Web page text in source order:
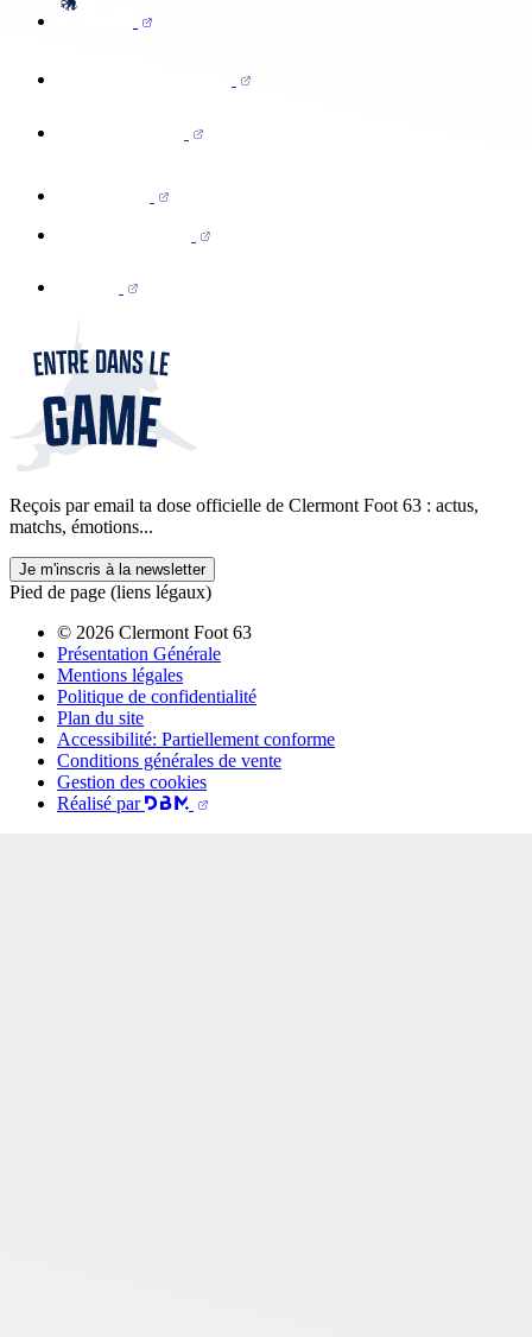
Reçois par email ta dose officielle de Clermont Foot 63 : actus,
matchs, émotions...
Je m'inscris à la newsletter
Pied de page (liens légaux)
© 2026 Clermont Foot 63
Présentation Générale
Mentions légales
Politique de confidentialité
Plan du site
Accessibilité: Partiellement conforme
Conditions générales de vente
Gestion des cookies
Réalisé par